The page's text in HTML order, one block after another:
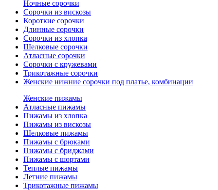
Ночные сорочки
Сорочки из вискозы
Короткие сорочки
Длинные сорочки
Сорочки из хлопка
Шелковые сорочки
Атласные сорочки
Сорочки с кружевами
Трикотажные сорочки
Женские нижние сорочки под платье, комбинации
Женские пижамы
Атласные пижамы
Пижамы из хлопка
Пижамы из вискозы
Шелковые пижамы
Пижамы с брюками
Пижамы с бриджами
Пижамы с шортами
Теплые пижамы
Летние пижамы
Трикотажные пижамы